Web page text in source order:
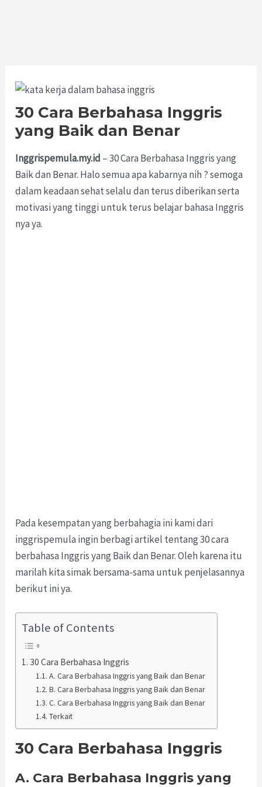
30 Cara Berbahasa Inggris
yang Baik dan Benar
Inggrispemula.my.id – 30 Cara Berbahasa Inggris yang
Baik dan Benar. Halo semua apa kabarnya nih ? semoga
dalam keadaan sehat selalu dan terus diberikan serta
motivasi yang tinggi untuk terus belajar bahasa Inggris
nya ya.
Pada kesempatan yang berbahagia ini kami dari
inggrispemula ingin berbagi artikel tentang 30 cara
berbahasa Inggris yang Baik dan Benar. Oleh karena itu
marilah kita simak bersama-sama untuk penjelasannya
berikut ini ya.
Table of Contents
30 Cara Berbahasa Inggris
A. Cara Berbahasa Inggris yang Baik dan Benar
B. Cara Berbahasa Inggris yang Baik dan Benar
C. Cara Berbahasa Inggris yang Baik dan Benar
Terkait
30 Cara Berbahasa Inggris
A. Cara Berbahasa Inggris yang